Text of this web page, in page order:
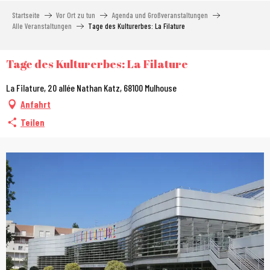
Startseite Vor Ort zu tun
Agenda und Großveranstaltungen
Alle Veranstaltungen
Tage des Kulturerbes: La Filature
Tage des Kulturerbes: La Filature
La Filature, 20 allée Nathan Katz, 68100 Mulhouse
Anfahrt
Teilen